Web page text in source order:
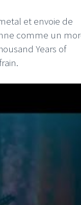
et envoie de
comme un
Years of